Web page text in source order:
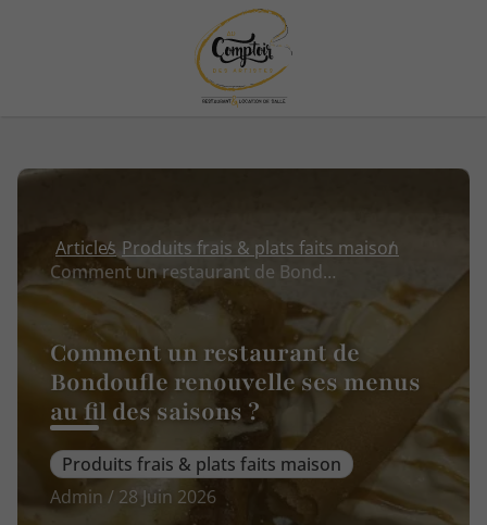
Articles Produits frais & plats faits maison
Comment un restaurant de Bondoufle renouvelle ses menus au fil des saisons ?
Comment un restaurant de
Bondoufle renouvelle ses menus
au fil des saisons ?
Produits frais & plats faits maison
Admin / 28 Juin 2026